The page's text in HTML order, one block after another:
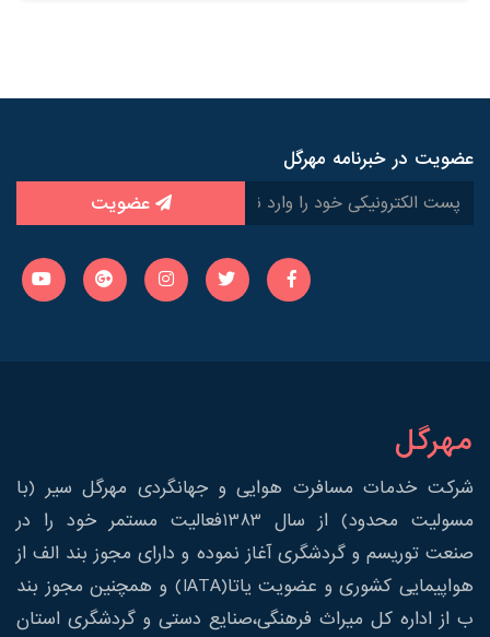
عضویت در خبرنامه مهرگل
عضویت
مهرگل
شرکت خدمات مسافرت هوایی و جهانگردی مهرگل سیر (با
مسولیت محدود) از سال 1383فعالیت مستمر خود را در
صنعت توریسم و گردشگری آغاز نموده و دارای مجوز بند الف از
هواپیمایی کشوری و عضویت یاتا(IATA) و همچنین مجوز بند
ب از اداره کل میراث فرهنگی،صنایع دستی و گردشگری استان